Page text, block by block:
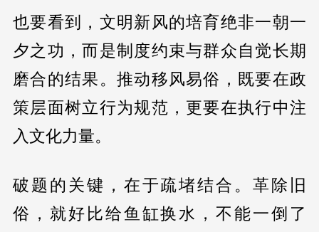
也要看到，文明新风的培育绝非一朝一
夕之功，而是制度约束与群众自觉长期
磨合的结果。推动移风易俗，既要在政
策层面树立行为规范，更要在执行中注
入文化力量。
破题的关键，在于疏堵结合。革除旧
俗，就好比给鱼缸换水，不能一倒了